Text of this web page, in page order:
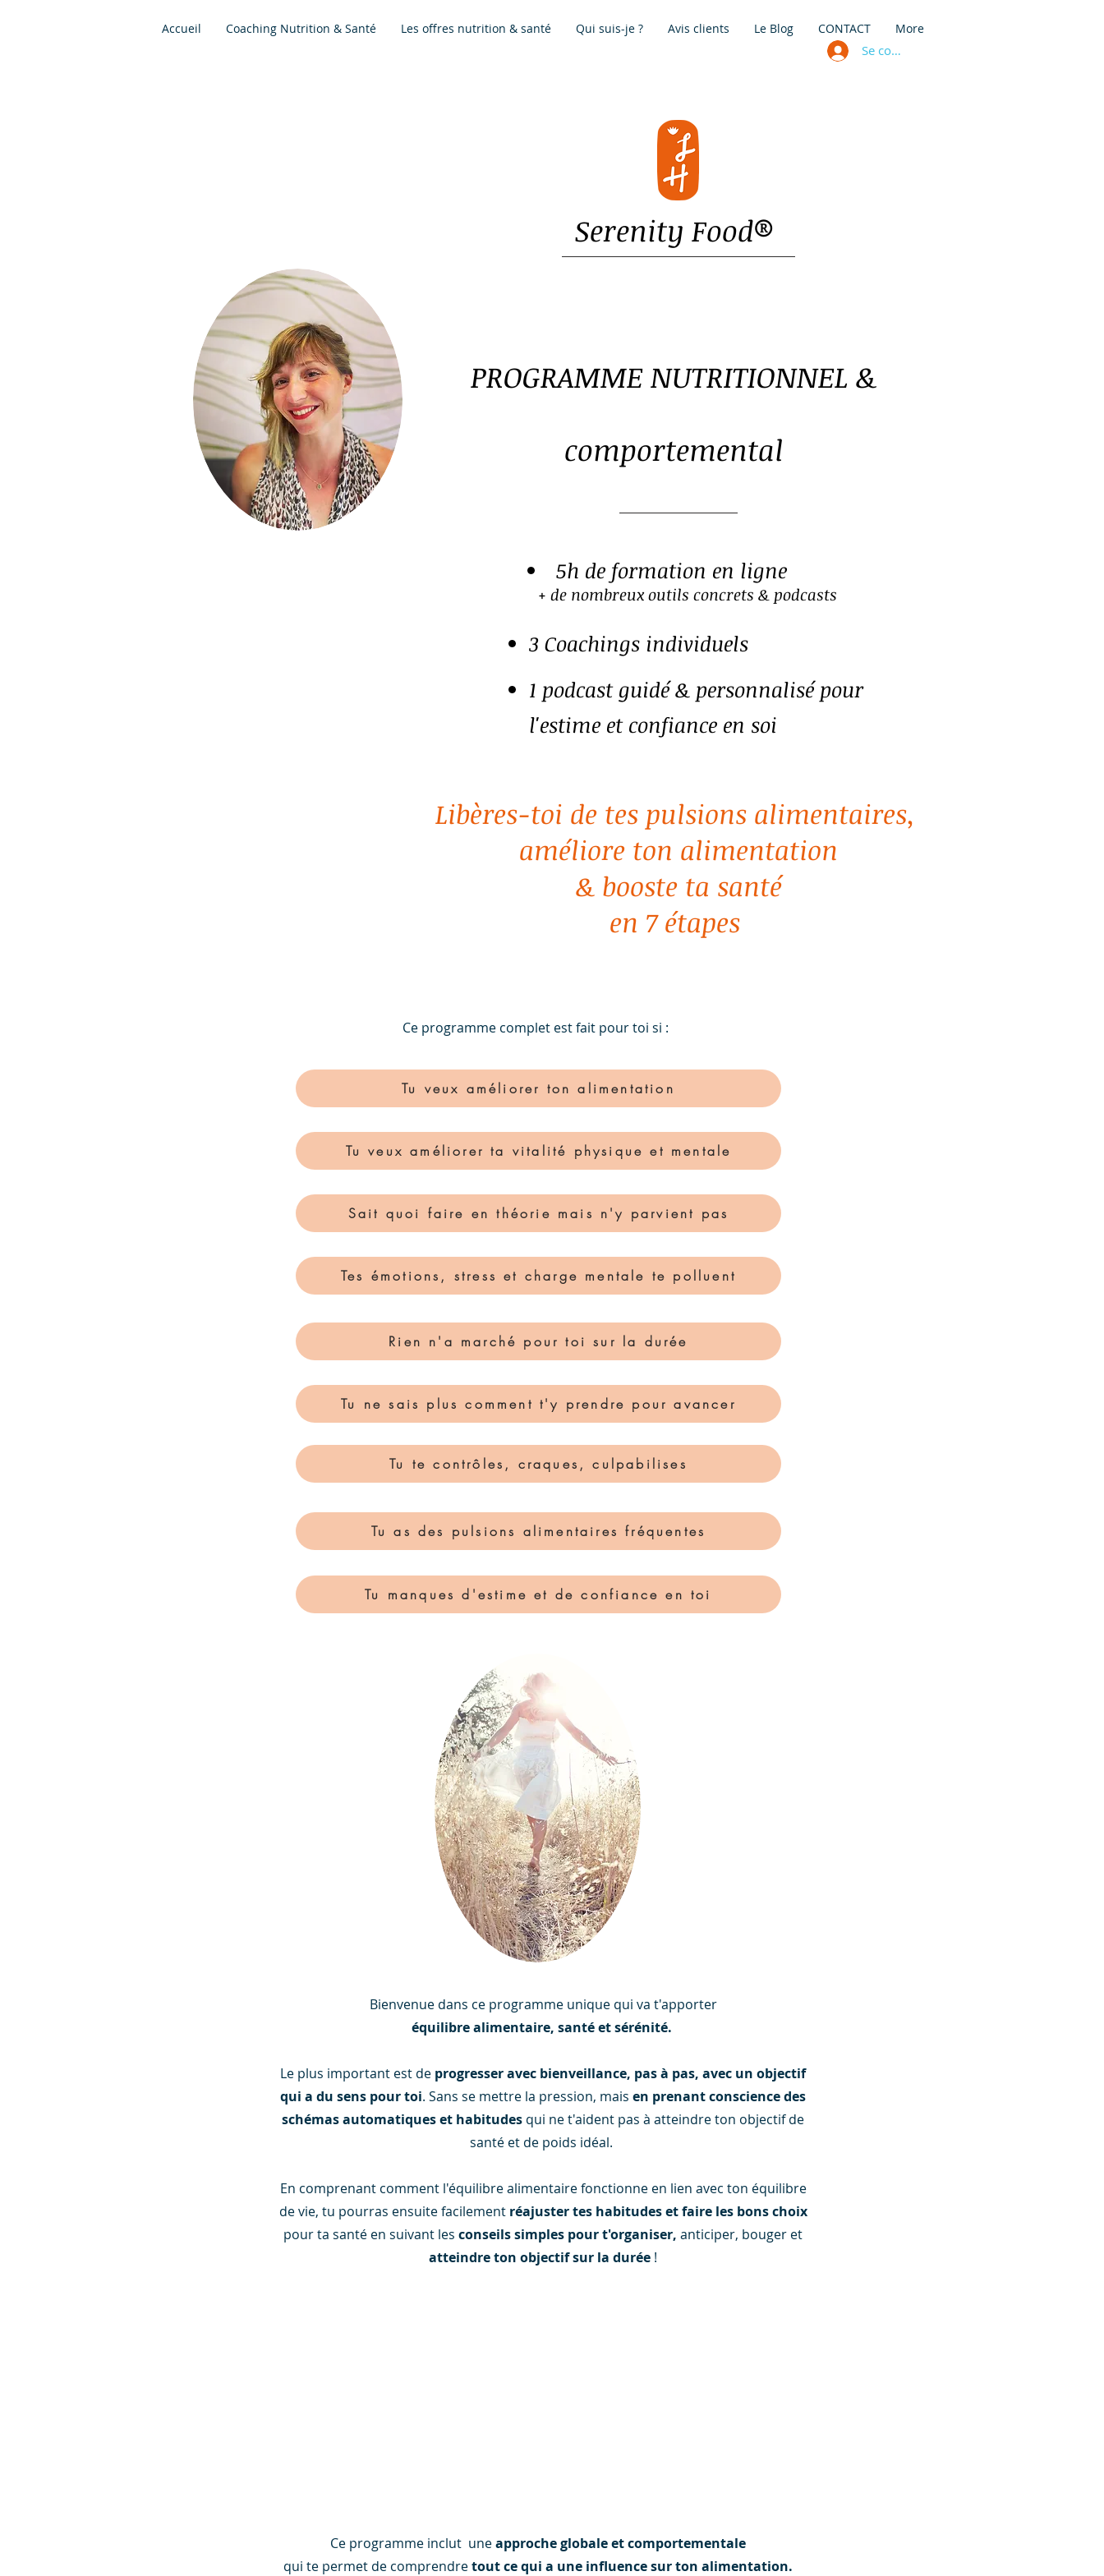
Accueil Coaching Nutrition & Santé Les offres nutrition & santé Qui suis-je ? Avis clients Le Blog CONTACT More
Se connecter
Serenity Food®
PROGRAMME NUTRITIONNEL &
comportemental
5h de formation en ligne
+ de nombreux outils concrets & podcasts
3 Coachings individuels
1 podcast guidé & personnalisé pour
l'estime et confiance en soi
Libères-toi de tes pulsions alimentaires,
améliore ton alimentation
& booste ta santé
en 7 étapes
Ce programme complet est fait pour toi si :
Tu veux améliorer ton alimentation
Tu veux améliorer ta vitalité physique et mentale
Sait quoi faire en théorie mais n'y parvient pas
Tes émotions, stress et charge mentale te polluent
Rien n'a marché pour toi sur la durée
Tu ne sais plus comment t'y prendre pour avancer
Tu te contrôles, craques, culpabilises
Tu as des pulsions alimentaires fréquentes
Tu manques d'estime et de confiance en toi
Bienvenue dans ce programme unique qui va t'apporter
équilibre alimentaire, santé et sérénité.
Le plus important est de progresser avec bienveillance, pas à pas, avec un objectif
qui a du sens pour toi. Sans se mettre la pression, mais en prenant conscience des
schémas automatiques et habitudes qui ne t'aident pas à atteindre ton objectif de
santé et de poids idéal.
En comprenant comment l'équilibre alimentaire fonctionne en lien avec ton équilibre
de vie, tu pourras ensuite facilement réajuster tes habitudes et faire les bons choix
pour ta santé en suivant les conseils simples pour t'organiser, anticiper, bouger et
atteindre ton objectif sur la durée !
Ce programme inclut uneapproche globale et comportementale
qui te permet de comprendretout ce qui a une influence sur ton alimentation.